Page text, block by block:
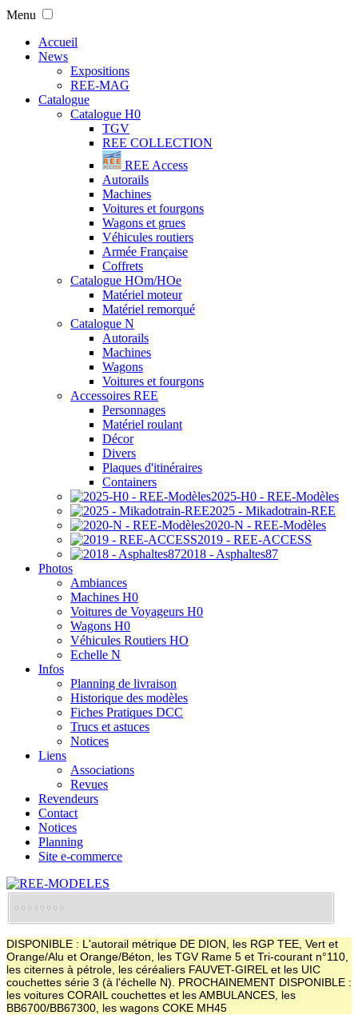
Menu
Accueil
News
Expositions
REE-MAG
Catalogue
Catalogue H0
TGV
REE COLLECTION
REE Access
Autorails
Machines
Voitures et fourgons
Wagons et grues
Véhicules routiers
Armée Française
Coffrets
Catalogue HOm/HOe
Matériel moteur
Matériel remorqué
Catalogue N
Autorails
Machines
Wagons
Voitures et fourgons
Accessoires REE
Personnages
Matériel roulant
Décor
Divers
Plaques d'itinéraires
Containers
2025-H0 - REE-Modèles
2025 - Mikadotrain-REE
2020-N - REE-Modèles
2019 - REE-ACCESS
2018 - Asphaltes87
Photos
Ambiances
Machines H0
Voitures de Voyageurs H0
Wagons H0
Véhicules Routiers HO
Echelle N
Infos
Planning de livraison
Historique des modèles
Fiches Pratiques DCC
Trucs et astuces
Notices
Liens
Associations
Revues
Revendeurs
Contact
Notices
Planning
Site e-commerce
DISPONIBLE : L'autorail métrique DE DION, les RGP TEE, Vert et
Orange/Alu et Orange/Béton, les TGV Rame 5 et Tri-courant n°110,
les citernes à pétrole, les céréaliers FAUVET-GIREL et les UIC
couchettes série 3 (à l'échelle N). PROCHAINEMENT DISPONIBLE :
les voitures CORAIL couchettes et les AMBULANCES, les
BB6700/BB67300, les wagons COKE MH45